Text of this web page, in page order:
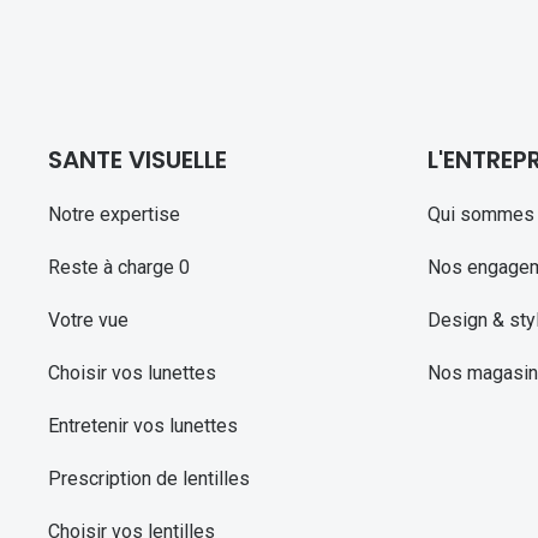
SANTE VISUELLE
Notre expertise
Reste à charge 0
Votre vue
Choisir vos lunettes
Entretenir vos lunettes
Prescription de lentilles
Choisir vos lentilles
Qui sommes
Nos
Design &
Nos